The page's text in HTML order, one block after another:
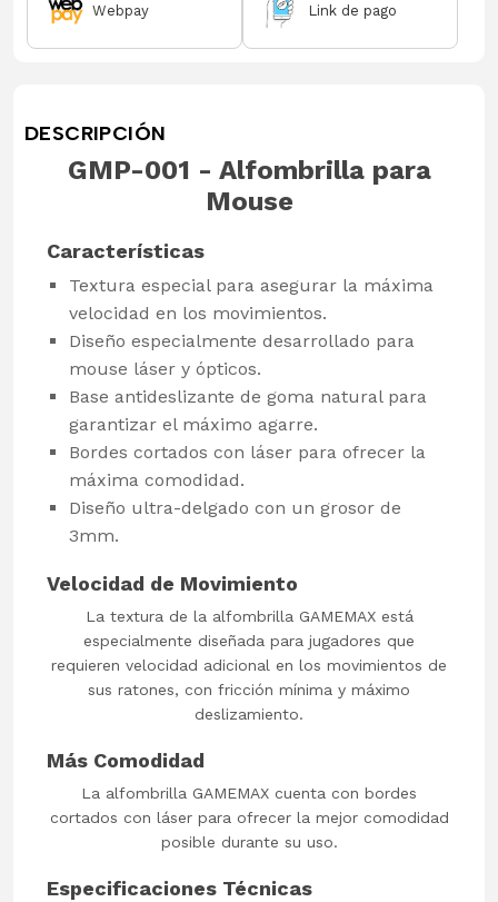
Webpay Link de pago
DESCRIPCIÓN
GMP-001 - Alfombrilla para
Mouse
Características
Textura especial para asegurar la máxima
velocidad en los movimientos.
Diseño especialmente desarrollado para
mouse láser y ópticos.
Base antideslizante de goma natural para
garantizar el máximo agarre.
Bordes cortados con láser para ofrecer la
máxima comodidad.
Diseño ultra-delgado con un grosor de
3mm.
Velocidad de Movimiento
La textura de la alfombrilla GAMEMAX está
especialmente diseñada para jugadores que
requieren velocidad adicional en los movimientos de
sus ratones, con fricción mínima y máximo
deslizamiento.
Más Comodidad
La alfombrilla GAMEMAX cuenta con bordes
cortados con láser para ofrecer la mejor comodidad
posible durante su uso.
Especificaciones Técnicas